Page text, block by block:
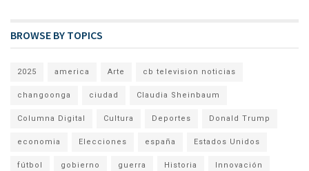
BROWSE BY TOPICS
2025 america Arte cb television noticias
changoonga ciudad Claudia Sheinbaum
Columna Digital Cultura Deportes Donald Trump
economia Elecciones españa Estados Unidos
fútbol gobierno guerra Historia Innovación